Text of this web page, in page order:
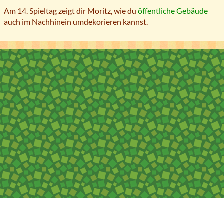
Am 14. Spieltag zeigt dir Moritz, wie du öffentliche Gebäude
auch im Nachhinein umdekorieren kannst.